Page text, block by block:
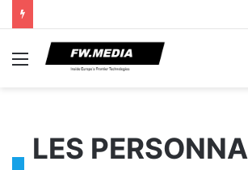
Menu
LES